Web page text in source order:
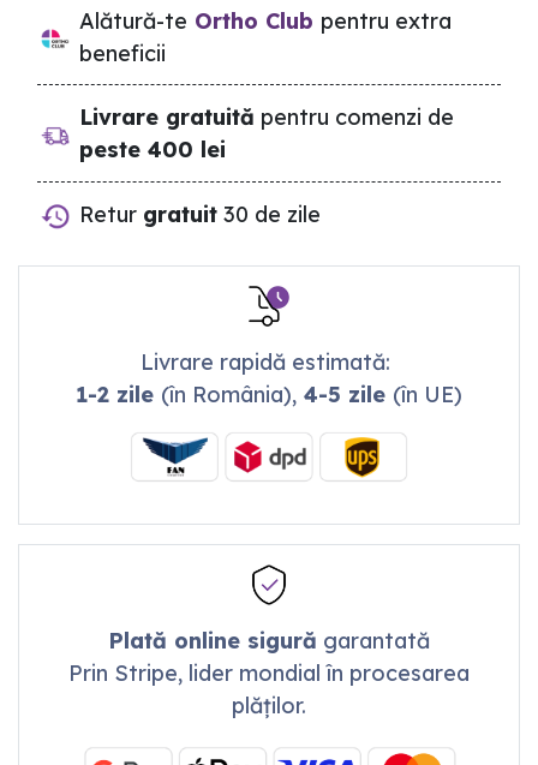
Alătură-te Ortho Club pentru extra
beneficii
Livrare gratuită pentru comenzi de
peste 400 lei
Retur gratuit 30 de zile
Livrare rapidă estimată:
1-2 zile (în România),4-5 zile (în UE)
Plată online sigură garantată
Prin Stripe, lider mondial în procesarea
plăților.